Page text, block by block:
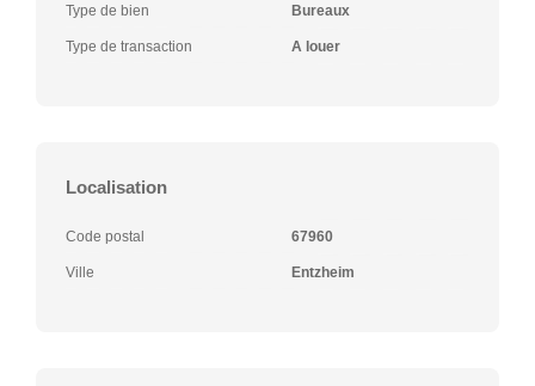
Type de bien Bureaux
Type de transaction A louer
Localisation
Code postal 67960
Ville Entzheim